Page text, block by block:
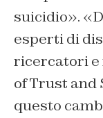
suicidio».
esperti di
ricercatori e
of Trust and
questo